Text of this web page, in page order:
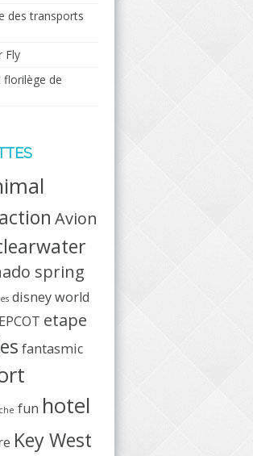
des transports
Fly
florilège de
Avion
spring
disney world
EPCOT etape
fantasmic
fun hotel
Key West